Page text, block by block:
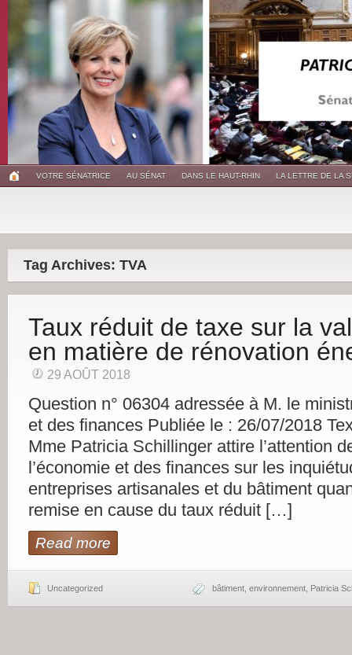
VOTRE SÉNATRICE AU SÉNAT DANS LE HAUT-RHIN LA LETTRE DE LA
Tag Archives: TVA
Taux réduit de taxe sur la
en matière de rénovation
29 AOÛT 2018
Question n° 06304 adressée à M. le
et des finances Publiée le : 26/07/2018
Mme Patricia Schillinger attire l’attention
l’économie et des finances sur les
entreprises artisanales et du bâtiment
remise en cause du taux réduit […]
Read more
Uncategorized bâtiment environnement Patricia